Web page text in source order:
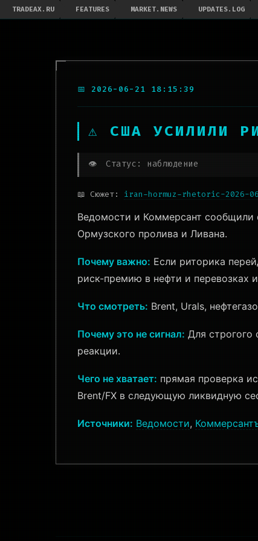
TRADEAX.RU FEATURES MARKET.NEWS UPDATES.LOG
📅 2026-06-21 18:15:39
⚠️ США УСИЛИЛИ
👁️ Статус: наблюдение
📖 Сюжет: iran-hormuz-rhetoric-2026-
Ведомости и Коммерсант сообщили
Ормузского пролива и Ливана.
Почему важно: Если риторика
риск-премию в нефти и перевозках
Что смотреть: Brent, Urals,
Почему это не сигнал: Для строгого
реакции.
Чего не хватает: прямая проверка
Brent/FX в следующую ликвидную
Источники: Ведомости,